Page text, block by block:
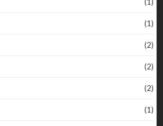
(1)
(2)
(2)
(2)
(1)